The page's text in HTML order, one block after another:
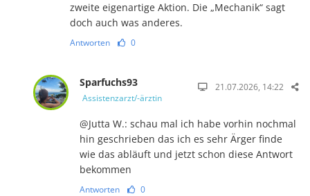
zweite eigenartige Aktion. Die „Mechanik“ sagt
doch auch was anderes.
Antworten 0
Sparfuchs93
Assistenzarzt/-ärztin
21.07.2026, 14:22
@Jutta W.: schau mal ich habe vorhin nochmal
hin geschrieben das ich es sehr Ärger finde
wie das abläuft und jetzt schon diese Antwort
bekommen
Antworten 0